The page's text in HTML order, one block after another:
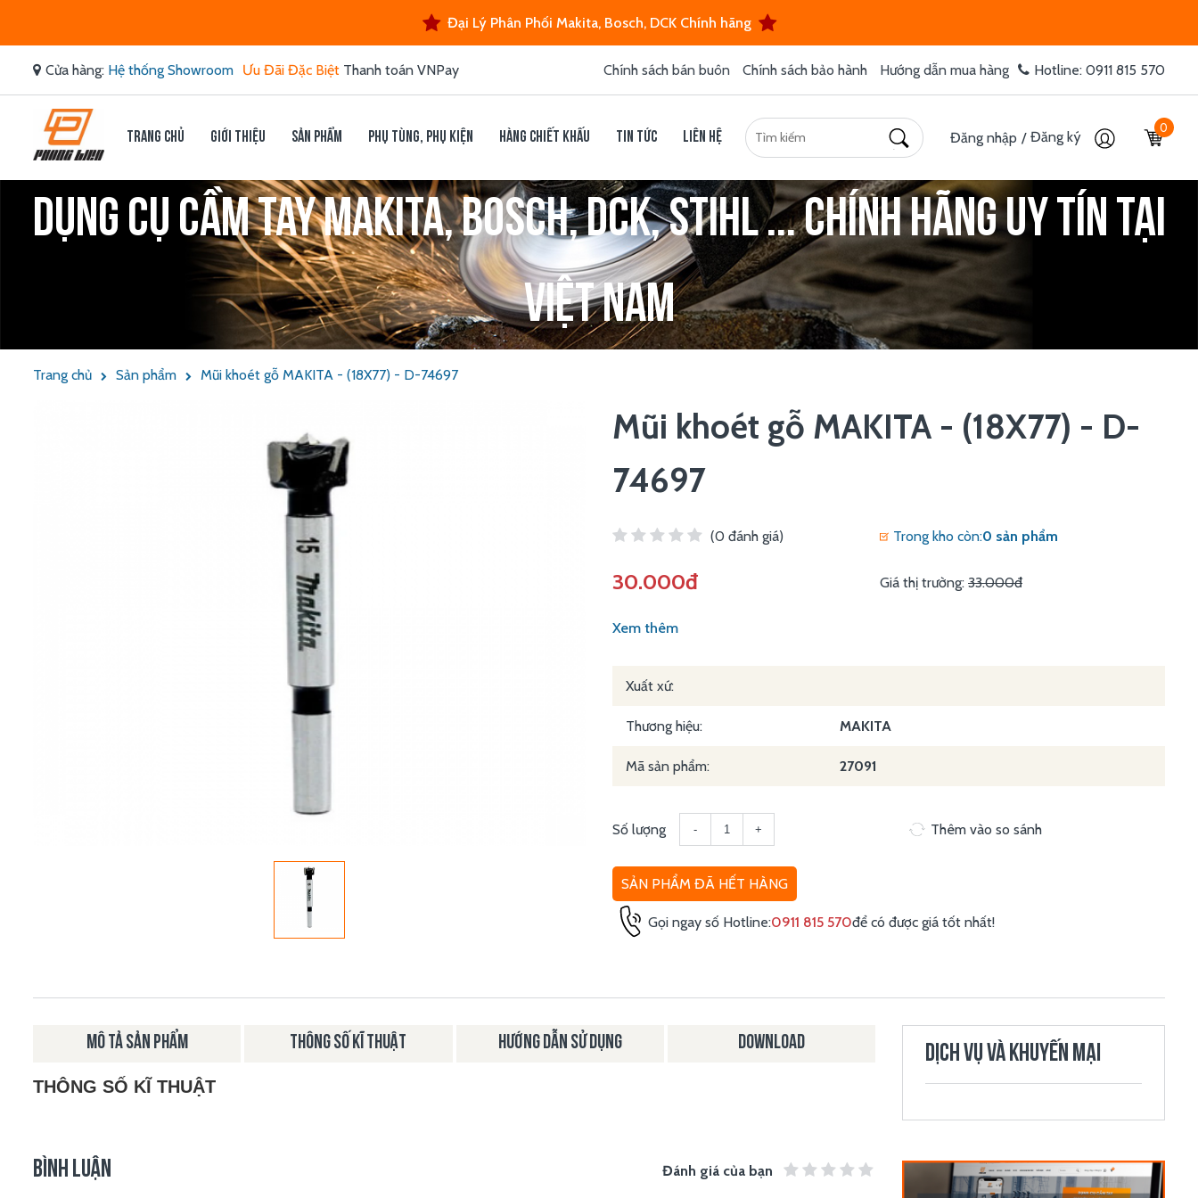
Đại Lý Phân Phối Makita, Bosch, DCK Chính hãng
Cửa hàng: Hệ thống Showroom Ưu Đãi Đặc Biệt Thanh toán VNPay Chính sách bán buôn Chính sách bảo hành Hướng dẫn mua hàng Hotline: 0911 815 570
Trang chủ Giới thiệu Sản phẩm Phụ tùng, phụ kiện Hàng chiết khấu Tin tức Liên hệ Đăng nhập / Đăng ký
0
Dụng cụ cầm tay Makita, Bosch, DCK, Stihl ... chính hãng uy tín tại
Việt Nam
Trang chủ Sản phẩm Mũi khoét gỗ MAKITA - (18X77) - D-74697
Mũi khoét gỗ MAKITA - (18X77) - D-
74697
(0 đánh giá) Trong kho còn:0 sản phẩm
30.000đ Giá thị trường: 33.000đ
Xem thêm
Xuất xứ:
Thương hiệu: MAKITA
Mã sản phẩm: 27091
Số lượng - + Thêm vào so sánh
SẢN PHẨM ĐÃ HẾT HÀNG
Gọi ngay số Hotline:0911 815 570để có được giá tốt nhất!
MÔ TẢ SẢN PHẨM THÔNG SỐ KĨ THUẬT HƯỚNG DẪN SỬ DỤNG DOWNLOAD
THÔNG SỐ KĨ THUẬT
BÌNH LUẬN Đánh giá của bạn
DỊCH VỤ VÀ KHUYẾN MẠI